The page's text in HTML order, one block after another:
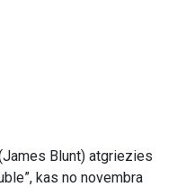
Blunt) atgriezies
kas no novembra